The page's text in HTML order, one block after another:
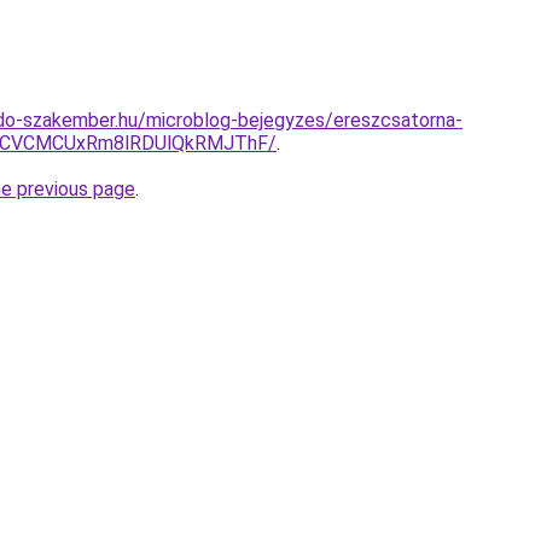
szakember.hu/microblog-bejegyzes/ereszcsatorna-
.
previous page.